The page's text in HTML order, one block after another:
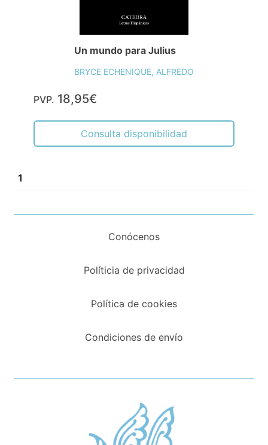
Un mundo para Julius
BRYCE ECHENIQUE, ALFREDO
PVP. 18,95€
Consulta disponibilidad
1
Conócenos
Políticia de privacidad
Política de cookies
Condiciones de envío